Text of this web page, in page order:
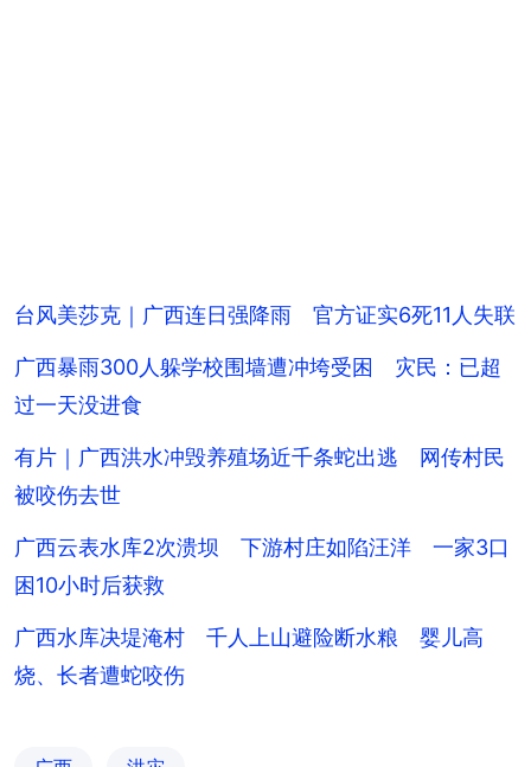
台风美莎克｜广西连日强降雨 官方证实6死11人失联
广西暴雨300人躲学校围墙遭冲垮受困 灾民：已超
过一天没进食
有片｜广西洪水冲毁养殖场近千条蛇出逃 网传村民
被咬伤去世
广西云表水库2次溃坝 下游村庄如陷汪洋 一家3口
困10小时后获救
广西水库决堤淹村 千人上山避险断水粮 婴儿高
烧、长者遭蛇咬伤